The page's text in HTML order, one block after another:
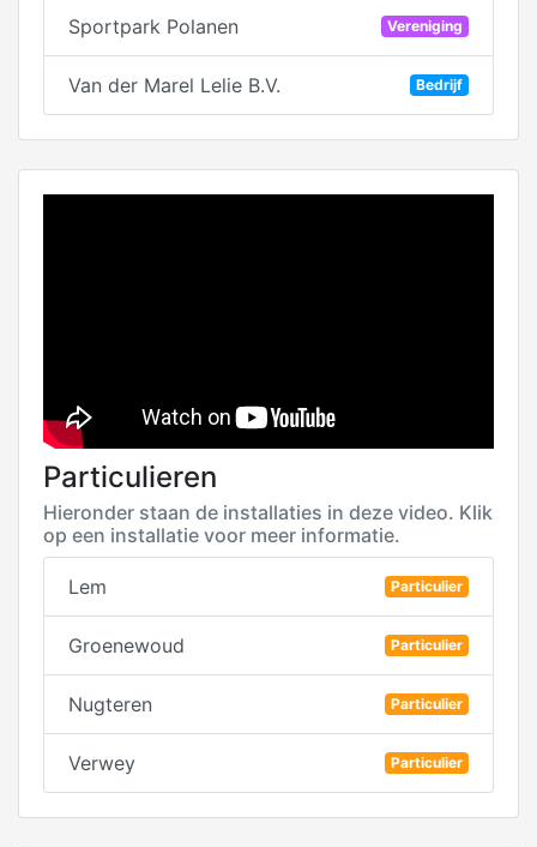
Sportpark Polanen Vereniging
Van der Marel Lelie B.V. Bedrijf
Particulieren
Hieronder staan de installaties in deze video. Klik
op een installatie voor meer informatie.
Lem Particulier
Groenewoud Particulier
Nugteren Particulier
Verwey Particulier